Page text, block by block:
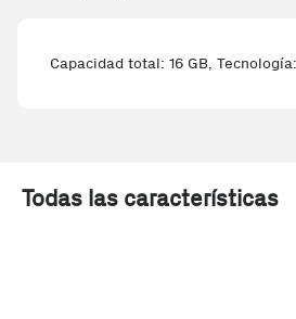
Capacidad total: 16 GB,
Todas las características